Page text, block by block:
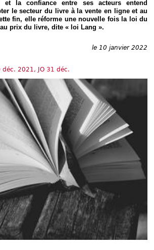
et la confiance entre ses acteurs entend
le secteur du livre à la vente en ligne et au
fin, elle réforme une nouvelle fois la loi du
prix du livre, dite « loi Lang ».
le 10 janvier 2022
2021, JO 31 déc.